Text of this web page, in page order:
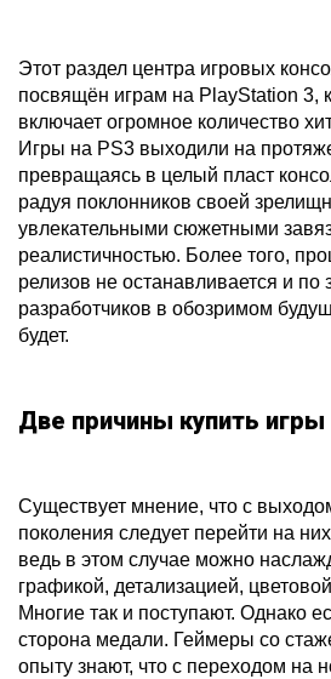
Этот раздел центра игровых
посвящён играм на PlayStation 3,
включает огромное количество
Игры на PS3 выходили на
превращаясь в целый пласт
радуя поклонников своей
увлекательными сюжетными
реалистичностью. Более того,
релизов не останавливается и по
разработчиков в обозримом
будет.
Две причины купить игры
Существует мнение, что с
поколения следует перейти на
ведь в этом случае можно
графикой, детализацией,
Многие так и поступают. Однако
сторона медали. Геймеры со
опыту знают, что с переходом на